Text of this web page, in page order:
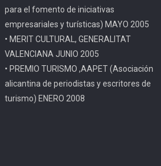
para el fomento de iniciativas
empresariales y turísticas) MAYO 2005
• MERIT CULTURAL, GENERALITAT
VALENCIANA JUNIO 2005
• PREMIO TURISMO ,AAPET (Asociación
alicantina de periodistas y escritores de
turismo) ENERO 2008